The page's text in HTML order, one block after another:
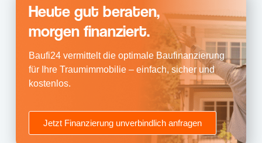
Heute gut beraten,
morgen finanziert.
Baufi24 vermittelt die optimale Baufinanzierung
für Ihre Traumimmobilie – einfach, sicher und
kostenlos.
Jetzt Finanzierung unverbindlich anfragen